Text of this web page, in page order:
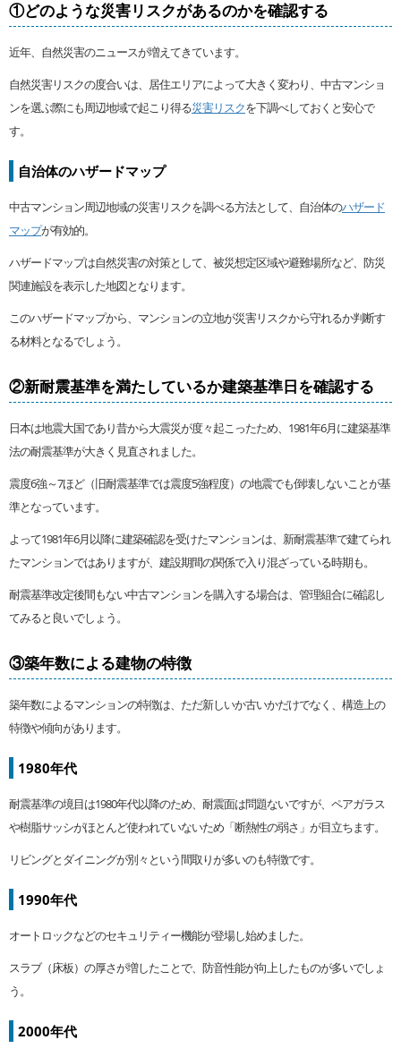
①どのような災害リスクがあるのかを確認する
近年、自然災害のニュースが増えてきています。
自然災害リスクの度合いは、居住エリアによって大きく変わり、中古マンショ
ンを選ぶ際にも周辺地域で起こり得る災害リスクを下調べしておくと安心で
す。
自治体のハザードマップ
中古マンション周辺地域の災害リスクを調べる方法として、自治体のハザード
マップが有効的。
ハザードマップは自然災害の対策として、被災想定区域や避難場所など、防災
関連施設を表示した地図となります。
このハザードマップから、マンションの立地が災害リスクから守れるか判断す
る材料となるでしょう。
②新耐震基準を満たしているか建築基準日を確認する
日本は地震大国であり昔から大震災が度々起こったため、1981年6月に建築基準
法の耐震基準が大きく見直されました。
震度6強～7ほど（旧耐震基準では震度5強程度）の地震でも倒壊しないことが基
準となっています。
よって1981年6月以降に建築確認を受けたマンションは、新耐震基準で建てられ
たマンションではありますが、建設期間の関係で入り混ざっている時期も。
耐震基準改定後間もない中古マンションを購入する場合は、管理組合に確認し
てみると良いでしょう。
③築年数による建物の特徴
築年数によるマンションの特徴は、ただ新しいか古いかだけでなく、構造上の
特徴や傾向があります。
1980年代
耐震基準の境目は1980年代以降のため、耐震面は問題ないですが、ペアガラス
や樹脂サッシがほとんど使われていないため「断熱性の弱さ」が目立ちます。
リビングとダイニングが別々という間取りが多いのも特徴です。
1990年代
オートロックなどのセキュリティー機能が登場し始めました。
スラブ（床板）の厚さが増したことで、防音性能が向上したものが多いでしょ
う。
2000年代